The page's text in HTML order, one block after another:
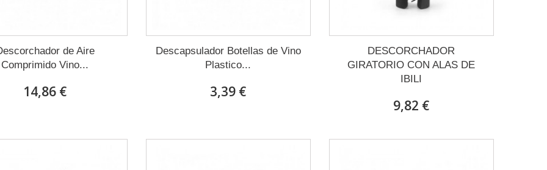
de Aire
Comprimido Vino...
14,86 €
Descapsulador Botellas de Vino
Plastico...
3,39 €
DESCORCHADOR
GIRATORIO CON ALAS DE
IBILI
9,82 €